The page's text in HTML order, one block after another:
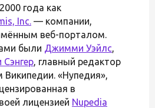
года как
Inc. — компании,
веб-порталом.
были Джимми Уэйлс,
, главный редактор
Википедии. «Нупедия»,
в
лицензией Nupedia